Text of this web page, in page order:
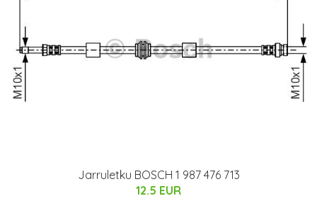
Jarruletku BOSCH 1 987 476 713
12.5 EUR